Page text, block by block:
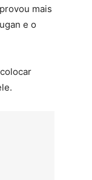
mais
e o